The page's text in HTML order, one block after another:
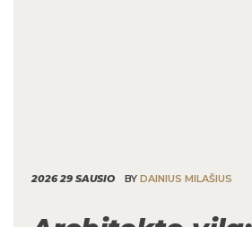
2026 29 SAUSIO BY DAINIUS MILAŠIUS